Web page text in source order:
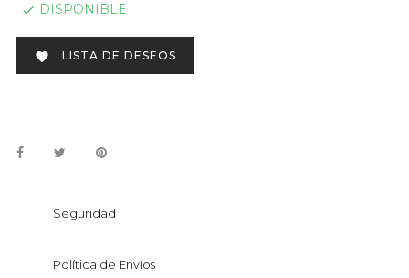
 DISPONIBLE
 LISTA DE DESEOS
Seguridad
Política de Envíos